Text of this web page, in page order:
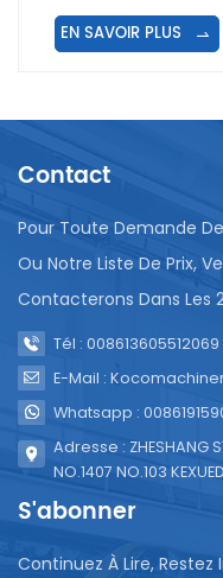
gobelets à jus
entièrement
EN SAVOIR PLUS
Contact
Pour Toute Demande
Ou Notre Liste De Prix,
Contacterons Dans Les
Tél : 008613605512069
E-Mail :
Whatsapp :
Adresse : ZHESHANG
NO.1407 NO.103
S'abonner
Continuez À Lire,